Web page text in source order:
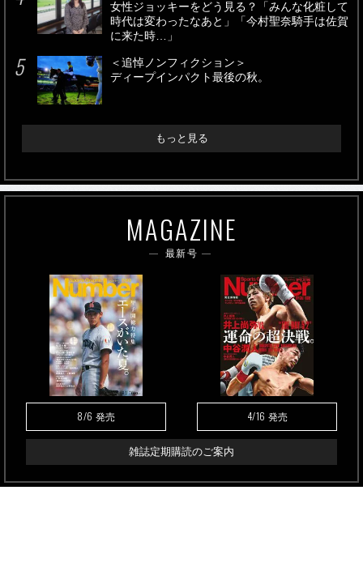
女性ジョッキーをどう見る？「みんな化粧して
時代は変わったなあと」「今村聖奈騎手は佐賀
に来た時…」
＜追悼ノンフィクション＞
ディープインパクト最後の秋。
もっと見る
MAGAZINE
最新号
8/6 発売 4/16 発売
雑誌定期購読のご案内